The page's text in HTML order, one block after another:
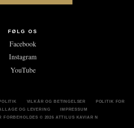
FØLG OS
Facebook
Instagram
YouTube
VILKÅR OG BETINGELSER
POLITIK FOR
OG LEVERING
IMPRESSUM
FORBEHOLDES © 2026 ATTILUS KAVIAR N